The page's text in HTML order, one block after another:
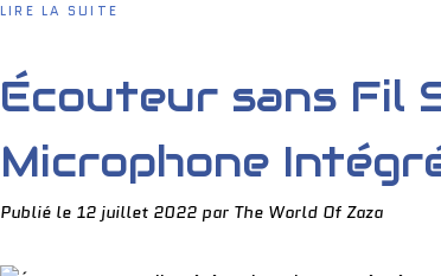
LIRE LA SUITE
Écouteur sans Fil
Microphone
Publié le 12 juillet 2022 par The World Of Zaza